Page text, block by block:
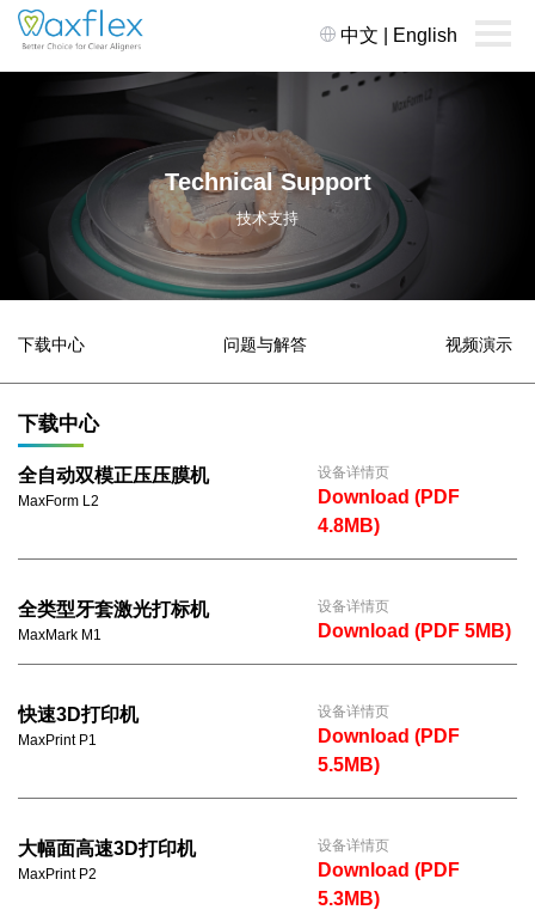
中文 English
Technical Support
技术支持
下载中心 问题与解答 视频演示
下载中心
全自动双模正压压膜机
MaxForm L2
设备详情页
Download (PDF
4.8MB)
全类型牙套激光打标机
MaxMark M1
设备详情页
Download (PDF 5MB)
快速3D打印机
MaxPrint P1
设备详情页
Download (PDF
5.5MB)
大幅面高速3D打印机
MaxPrint P2
设备详情页
Download (PDF
5.3MB)